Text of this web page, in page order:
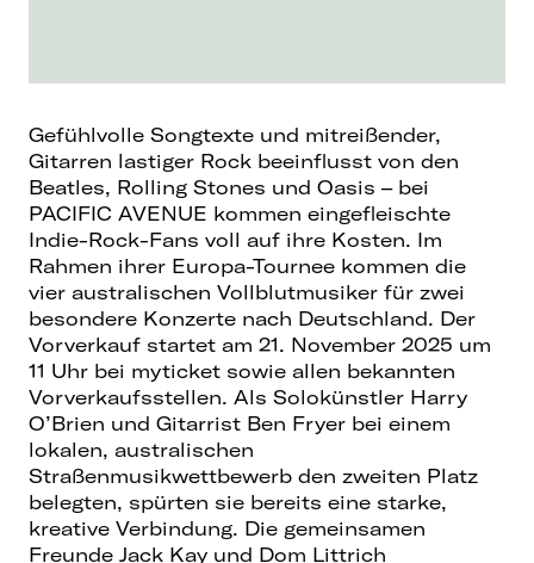
Gefühlvolle Songtexte und mitreißender,
Gitarren lastiger Rock beeinflusst von den
Beatles, Rolling Stones und Oasis – bei
PACIFIC AVENUE kommen eingefleischte
Indie-Rock-Fans voll auf ihre Kosten. Im
Rahmen ihrer Europa-Tournee kommen die
vier australischen Vollblutmusiker für zwei
besondere Konzerte nach Deutschland. Der
Vorverkauf startet am 21. November 2025 um
11 Uhr bei myticket sowie allen bekannten
Vorverkaufsstellen. Als Solokünstler Harry
O’Brien und Gitarrist Ben Fryer bei einem
lokalen, australischen
Straßenmusikwettbewerb den zweiten Platz
belegten, spürten sie bereits eine starke,
kreative Verbindung. Die gemeinsamen
Freunde Jack Kay und Dom Littrich